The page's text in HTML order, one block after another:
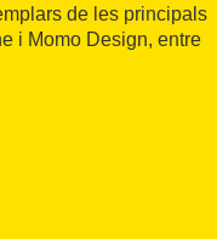
de les principals
i Momo Design, entre